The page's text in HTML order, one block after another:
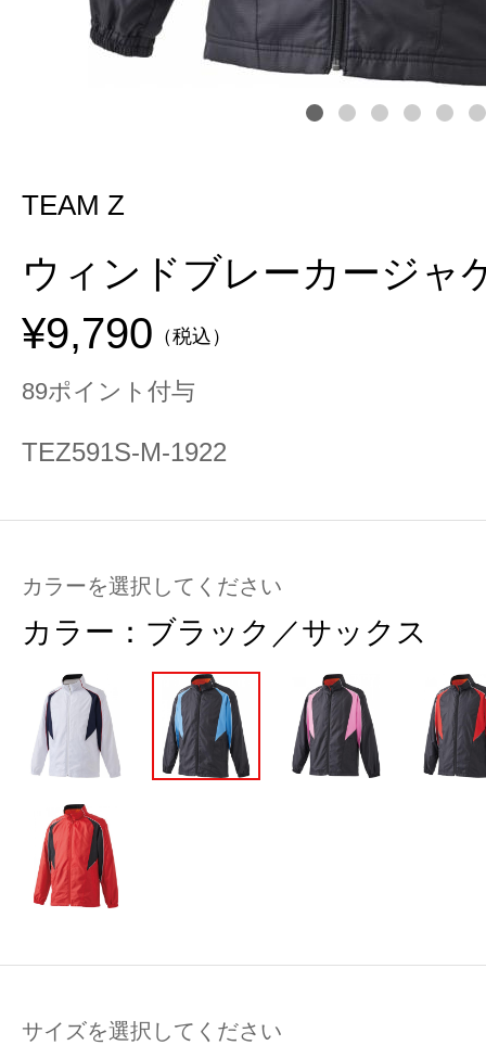
TEAM Z
ウィンドブレーカージャ
¥9,790 （税込）
89ポイント付与
TEZ591S-M-1922
カラーを選択してください
カラー： ブラック／サックス
サイズを選択してください